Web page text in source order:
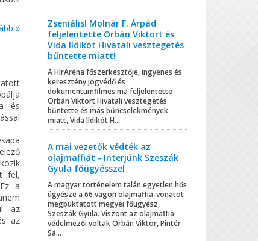
»
és
fel,
a
az
az
Zseniális! Molnár F. Árpád
feljelentette Orbán Viktort és
Vida Ildikót Hivatali vesztegetés
bűntette miatt!
A HírAréna főszerkesztője, ingyenes és
keresztény jogvédő és
dokumentumfilmes ma feljelentette
Orbán Viktort Hivatali vesztegetés
bűntette és más bűncselekmények
miatt, Vida Ildikót H...
A mai vezetők védték az
olajmaffiát - Interjúnk Szeszák
Gyula főügyésszel
A magyar történelem talán egyetlen hős
ügyésze a 66 vagon olajmaffia-vonatot
megbuktatott megyei főügyész,
Szeszák Gyula. Viszont az olajmaffia
védelmezői voltak Orbán Viktor, Pintér
Sá...